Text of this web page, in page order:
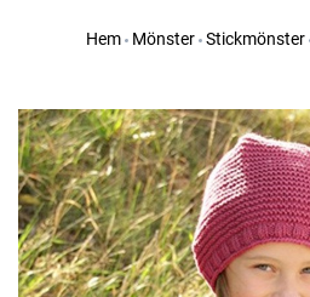
Hem Mönster Stickmönster